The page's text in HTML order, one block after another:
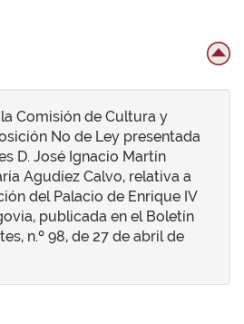
Comisión de Cultura y
No de Ley presentada
D. José Ignacio Martín
Agudíez Calvo, relativa a
del Palacio de Enrique IV
publicada en el Boletín
n.º 98, de 27 de abril de